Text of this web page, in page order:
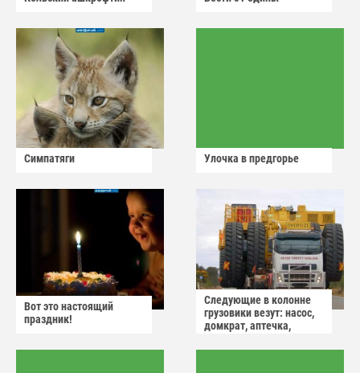
Симпатяги Улочка в предгорье
Вот это настоящий
праздник!
Следующие в колонне
грузовики везут: насос,
домкрат, аптечка,